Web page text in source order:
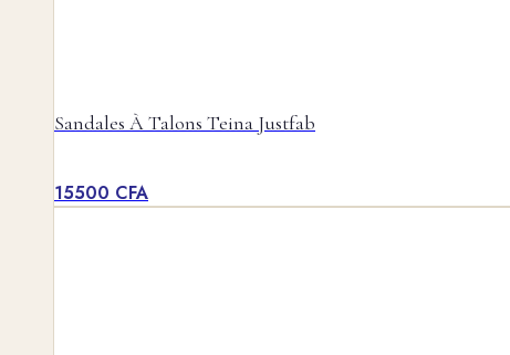
Sandales À Talons Teina Justfab
15500 CFA